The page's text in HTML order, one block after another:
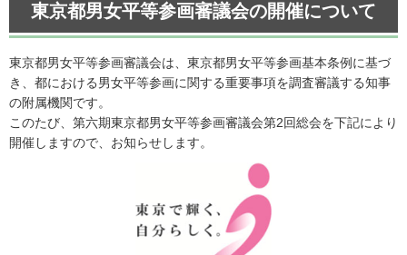
東京都男女平等参画審議会の開催について
東京都男女平等参画審議会は、東京都男女平等参画基本条例に基づ
き、都における男女平等参画に関する重要事項を調査審議する知事
の附属機関です。
このたび、第六期東京都男女平等参画審議会第2回総会を下記により
開催しますので、お知らせします。